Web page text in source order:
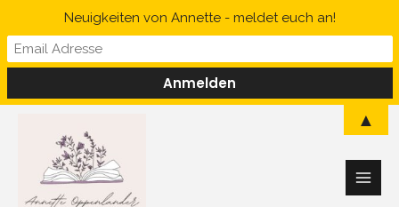
springen
Main
Neuigkeiten von Annette - meldet euch an!
▲